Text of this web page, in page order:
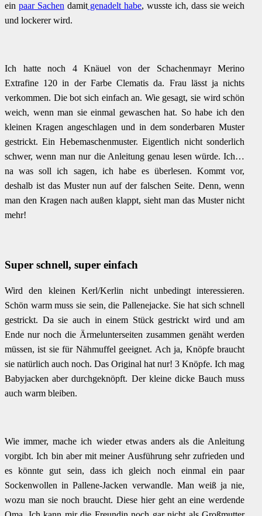
ein paar Sachen damitgenadelt habe, wusste ich, dass sie weich
und lockerer wird.
Ich hatte noch 4 Knäuel von der Schachenmayr Merino
Extrafine 120 in der Farbe Clematis da. Frau lässt ja nichts
verkommen. Die bot sich einfach an. Wie gesagt, sie wird schön
weich, wenn man sie einmal gewaschen hat. So habe ich den
kleinen Kragen angeschlagen und in dem sonderbaren Muster
gestrickt. Ein Hebemaschenmuster. Eigentlich nicht sonderlich
schwer, wenn man nur die Anleitung genau lesen würde. Ich…
na was soll ich sagen, ich habe es überlesen. Kommt vor,
deshalb ist das Muster nun auf der falschen Seite. Denn, wenn
man den Kragen nach außen klappt, sieht man das Muster nicht
mehr!
Super schnell, super einfach
Wird den kleinen Kerl/Kerlin nicht unbedingt interessieren.
Schön warm muss sie sein, die Pallenejacke. Sie hat sich schnell
gestrickt. Da sie auch in einem Stück gestrickt wird und am
Ende nur noch die Ärmelunterseiten zusammen genäht werden
müssen, ist sie für Nähmuffel geeignet. Ach ja, Knöpfe braucht
sie natürlich auch noch. Das Original hat nur! 3 Knöpfe. Ich mag
Babyjacken aber durchgeknöpft. Der kleine dicke Bauch muss
auch warm bleiben.
Wie immer, mache ich wieder etwas anders als die Anleitung
vorgibt. Ich bin aber mit meiner Ausführung sehr zufrieden und
es könnte gut sein, dass ich gleich noch einmal ein paar
Sockenwollen in Pallene-Jacken verwandle. Man weiß ja nie,
wozu man sie noch braucht. Diese hier geht an eine werdende